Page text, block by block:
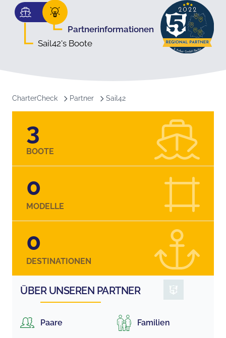
Partnerinformationen
Sail42's Boote
CharterCheck Partner Sail42
3
BOOTE
0
MODELLE
0
DESTINATIONEN
ÜBER UNSEREN PARTNER
Paare Familien